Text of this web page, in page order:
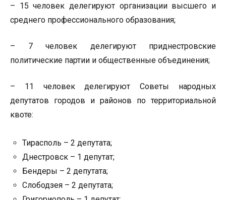
– 15 человек делегируют организации высшего и
среднего профессионального образования;
– 7 человек делегируют приднестровские
политические партии и общественные объединения;
– 11 человек делегируют Советы народных
депутатов городов и районов по территориальной
квоте:
Тирасполь – 2 депутата;
Днестровск – 1 депутат;
Бендеры – 2 депутата;
Слободзея – 2 депутата;